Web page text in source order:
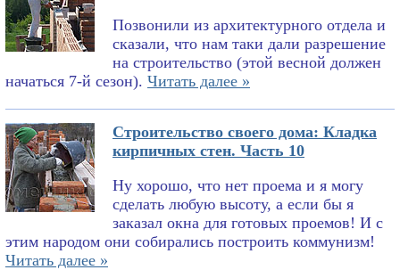
Позвонили из архитектурного отдела и
сказали, что нам таки дали разрешение
на строительство (этой весной должен
начаться 7-й сезон). Читать далее »
Строительство своего дома: Кладка
кирпичных стен. Часть 10
Ну хорошо, что нет проема и я могу
сделать любую высоту, а если бы я
заказал окна для готовых проемов! И с
этим народом они собирались построить коммунизм!
Читать далее »